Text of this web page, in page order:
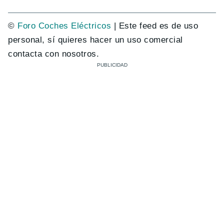
© Foro Coches Eléctricos | Este feed es de uso
personal, sí quieres hacer un uso comercial
contacta con nosotros.